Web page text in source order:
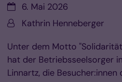
Datum:6. Mai 2026
Von:Kathrin Henneberger
Unter dem Motto
hat der Betriebsseelsorger
Linnartz, die Besucher:innen